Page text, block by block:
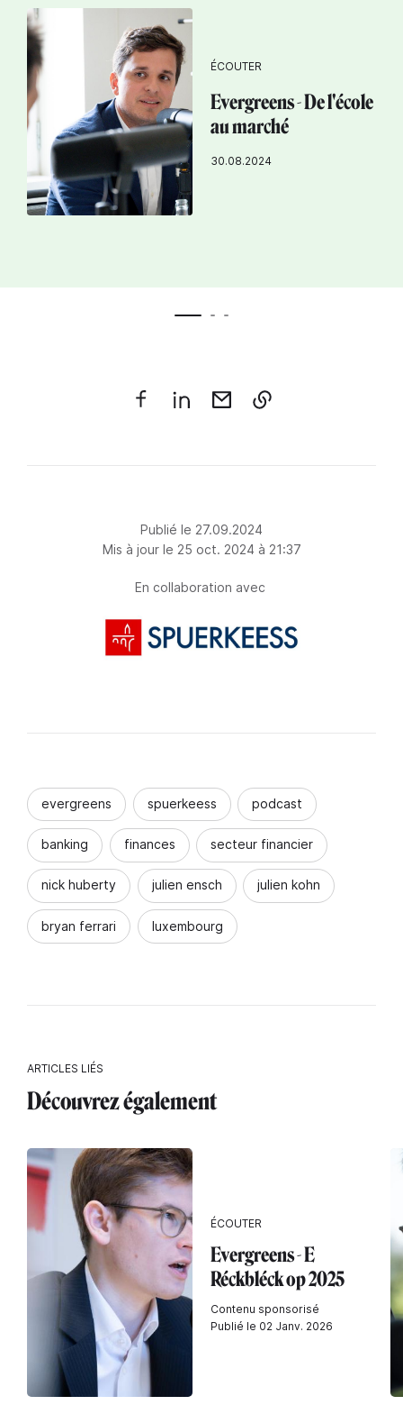
ÉCOUTER
Evergreens - De l'école
au marché
30.08.2024
Publié le 27.09.2024
Mis à jour le 25 oct. 2024 à 21:37
En collaboration avec
evergreens spuerkeess podcast
banking finances secteur financier
nick huberty julien ensch julien kohn
bryan ferrari luxembourg
ARTICLES LIÉS
Découvrez également
ÉCOUTER
Evergreens - E
Réckbléck op 2025
Contenu sponsorisé
Publié le 02 Janv. 2026